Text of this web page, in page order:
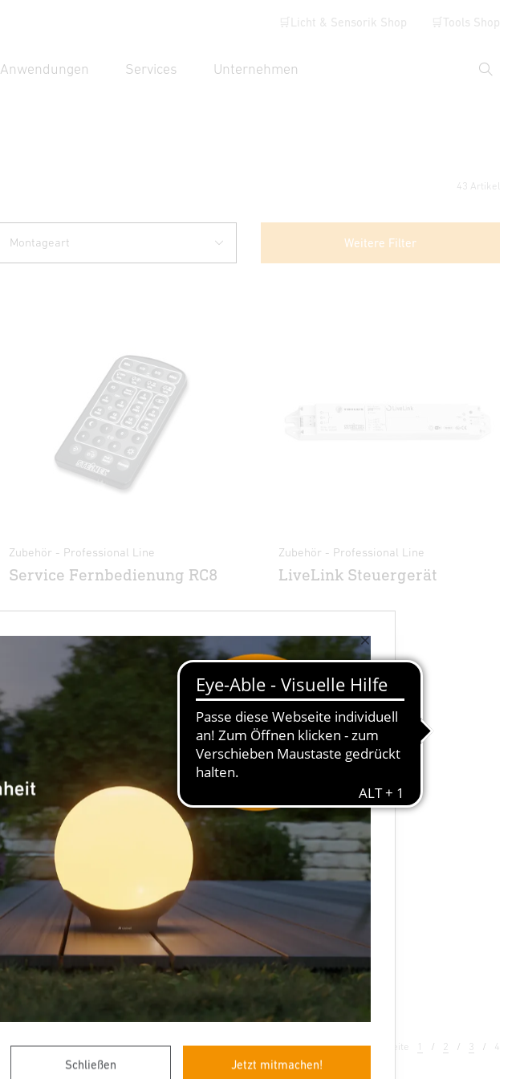
🛒Licht & Sensorik Shop 🛒Tools Shop
Anwendungen Services Unternehmen
Suche
×
Schließen Jetzt mitmachen!
43 Artikel
Weitere Filter
Montageart
Zubehör - Professional Line
Service Fernbedienung RC8
Zubehör - Professional Line
LiveLink Steuergerät
Dämmerungsschalter
NightMatic 2000
Seite 1 2 3 4